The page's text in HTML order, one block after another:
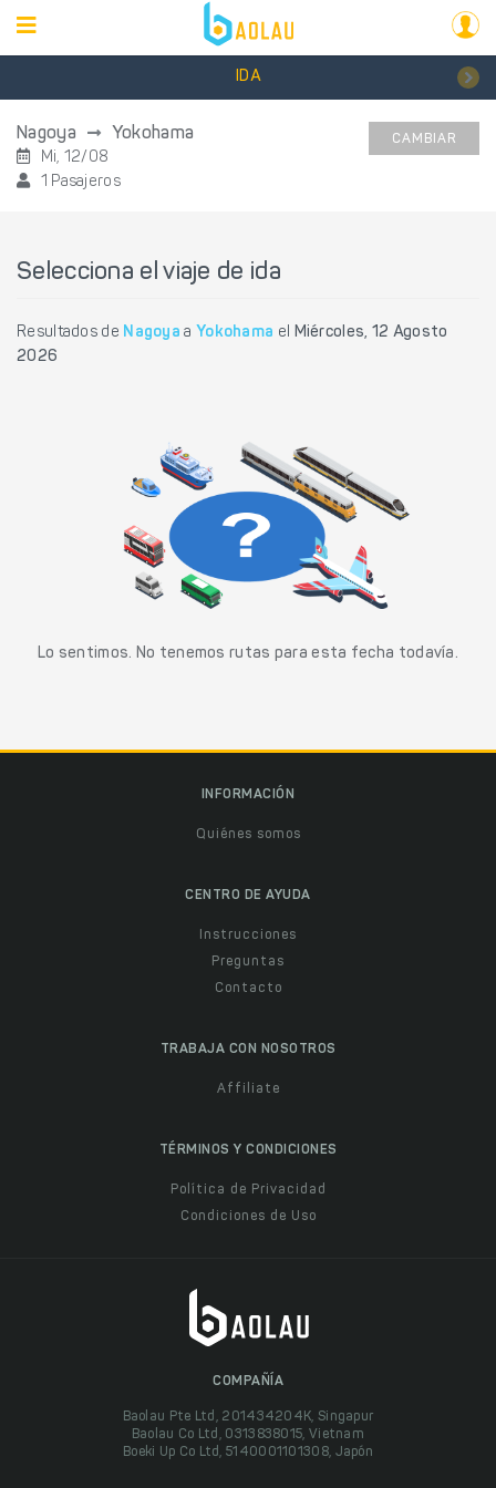
IDA
Nagoya Yokohama
Mi, 12/08
1 Pasajeros
CAMBIAR
Selecciona el viaje de ida
Resultados de Nagoya a Yokohama el Miércoles, 12 Agosto
2026
Lo sentimos. No tenemos rutas para esta fecha todavía.
INFORMACIÓN
Quiénes somos
CENTRO DE AYUDA
Instrucciones
Preguntas
Contacto
TRABAJA CON NOSOTROS
Affiliate
TÉRMINOS Y CONDICIONES
Política de Privacidad
Condiciones de Uso
COMPAÑÍA
Baolau Pte Ltd, 201434204K, Singapur
Baolau Co Ltd, 0313838015, Vietnam
Boeki Up Co Ltd, 5140001101308, Japón